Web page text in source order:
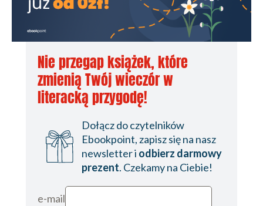
Dwadzieścia cztery
Dwadzieścia siedem
Dwadzieścia osiem
Dwadzieścia dziewięć
Trzydzieści
Trzydzieści jeden
Trzydzieści dwa
Trzydzieści trzy
Nie przegap książek, które
zmienią Twój wieczór w
literacką przygodę!
Dołącz do czytelników
Ebookpoint, zapisz się na nasz
newsletter i odbierz darmowy
prezent. Czekamy na Ciebie!
e-mail